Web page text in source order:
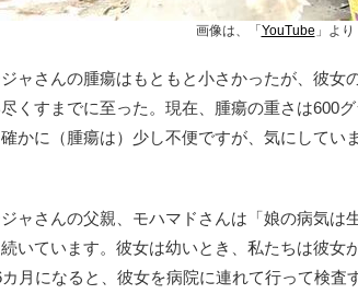
画像は、「 YouTube 」より
ャさんの腫瘍はもともと小さかったが、彼女
くすまでに至った。現在、腫瘍の重さは600
かに（腫瘍は）少し不便ですが、気にしてい
ャさんの父親、モハマドさんは「娘の病気は
いています。彼女は幼いとき、私たちは彼女
月になると、彼女を病院に連れて行って検査